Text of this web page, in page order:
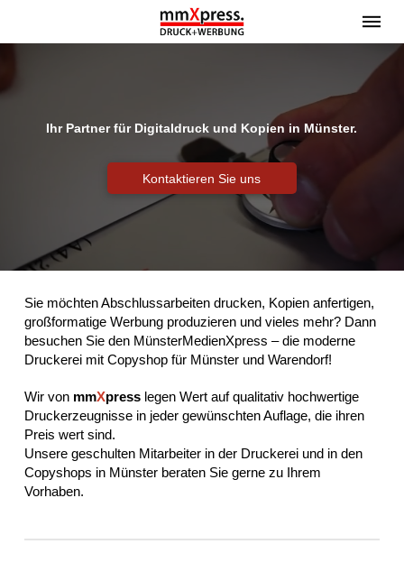
Ihr Partner für Digitaldruck und Kopien in Münster.
Kontaktieren Sie uns
Sie möchten Abschlussarbeiten drucken, Kopien anfertigen,
großformatige Werbung produzieren und vieles mehr? Dann
besuchen Sie den MünsterMedienXpress – die moderne
Druckerei mit Copyshop für Münster und Warendorf!
Wir von mmXpresslegen Wert auf qualitativ hochwertige
Druckerzeugnisse in jeder gewünschten Auflage, die ihren
Preis wert sind.
Unsere geschulten Mitarbeiter in der Druckerei und in den
Copyshops in Münster beraten Sie gerne zu Ihrem
Vorhaben.